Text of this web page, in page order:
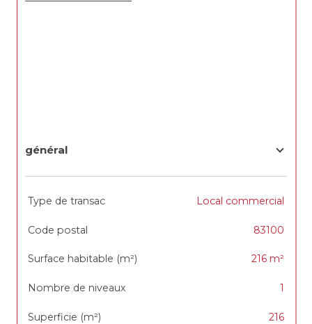
général
TRAD_SIROCCO_Caracteristique
Type de transac Local commercial
Code postal 83100
Surface habitable (m²) 216 m²
Nombre de niveaux 1
Superficie (m²) 216